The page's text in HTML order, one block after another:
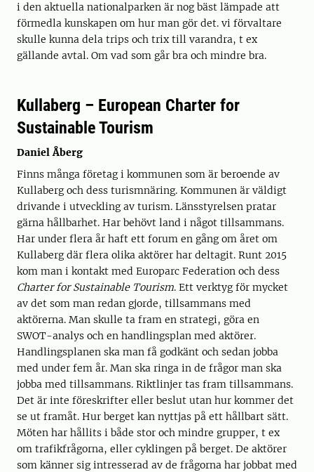
i den aktuella nationalparken är nog bäst lämpade att
förmedla kunskapen om hur man gör det. vi förvaltare
skulle kunna dela trips och trix till varandra, t ex
gällande avtal. Om vad som går bra och mindre bra.
Kullaberg – European Charter for
Sustainable Tourism
Daniel Åberg
Finns många företag i kommunen som är beroende av
Kullaberg och dess turismnäring. Kommunen är väldigt
drivande i utveckling av turism. Länsstyrelsen pratar
gärna hållbarhet. Har behövt land i något tillsammans.
Har under flera år haft ett forum en gång om året om
Kullaberg där flera olika aktörer har deltagit. Runt 2015
kom man i kontakt med Europarc Federation och dess
Charter for Sustainable Tourism. Ett verktyg för mycket
av det som man redan gjorde, tillsammans med
aktörerna. Man skulle ta fram en strategi, göra en
SWOT-analys och en handlingsplan med aktörer.
Handlingsplanen ska man få godkänt och sedan jobba
med under fem år. Man ska ringa in de frågor man ska
jobba med tillsammans. Riktlinjer tas fram tillsammans.
Det är inte föreskrifter eller beslut utan hur kommer det
se ut framåt. Hur berget kan nyttjas på ett hållbart sätt.
Möten har hållits i både stor och mindre grupper, t ex
om trafikfrågorna, eller cyklingen på berget. De aktörer
som känner sig intresserad av de frågorna har jobbat med